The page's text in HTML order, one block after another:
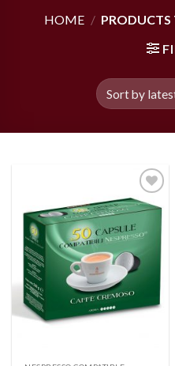
HOME / PRODUCTS
Add to
wishlist